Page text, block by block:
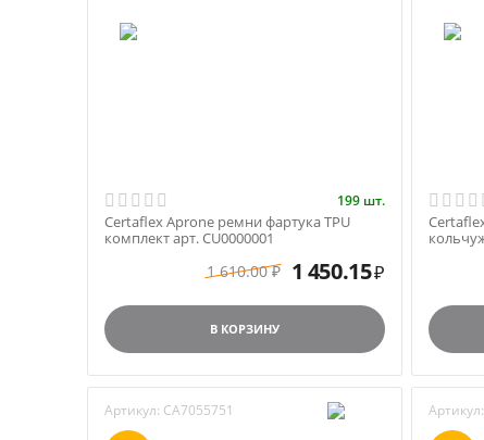
199 шт.
Certaflex Aprone ремни фартука TPU
комплект арт. CU0000001
1 610.00 ₽ 1 450.15₽
В КОРЗИНУ
Артикул: CA7055751 Артикул: